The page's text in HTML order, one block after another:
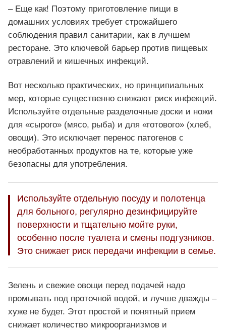
– Еще как! Поэтому приготовление пищи в
домашних условиях требует строжайшего
соблюдения правил санитарии, как в лучшем
ресторане. Это ключевой барьер против пищевых
отравлений и кишечных инфекций.
Вот несколько практических, но принципиальных
мер, которые существенно снижают риск инфекций.
Используйте отдельные разделочные доски и ножи
для «сырого» (мясо, рыба) и для «готового» (хлеб,
овощи). Это исключает перенос патогенов с
необработанных продуктов на те, которые уже
безопасны для употребления.
Используйте отдельную посуду и полотенца
для больного, регулярно дезинфицируйте
поверхности и тщательно мойте руки,
особенно после туалета и смены подгузников.
Это снижает риск передачи инфекции в семье.
Зелень и свежие овощи перед подачей надо
промывать под проточной водой, и лучше дважды –
хуже не будет. Этот простой и понятный прием
снижает количество микроорганизмов и